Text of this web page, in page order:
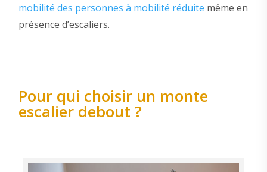
mobilité des personnes à mobilité réduite même en
présence d’escaliers.
Pour qui choisir un monte
escalier debout ?